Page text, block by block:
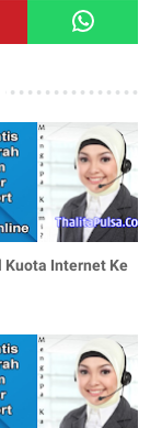
Kuota Internet Ke